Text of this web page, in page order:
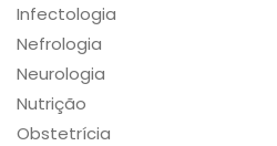
Infectologia
Nefrologia
Neurologia
Nutrição
Obstetrícia